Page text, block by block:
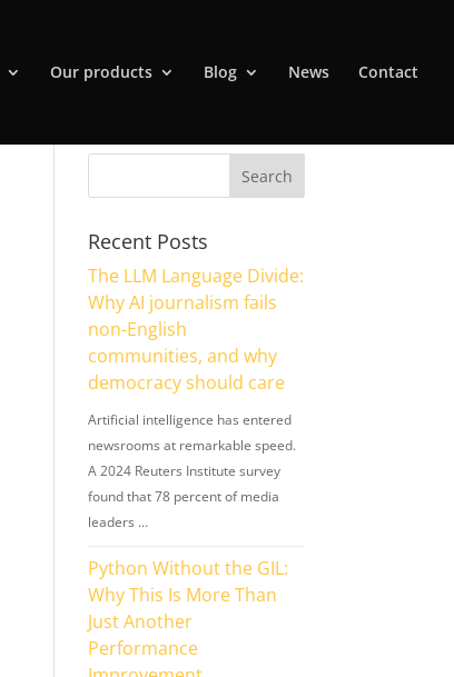
Our products Blog News Contact
Recent Posts
The LLM Language Divide:
Why AI journalism fails
non-English
communities, and why
democracy should care
Artificial intelligence has entered
newsrooms at remarkable speed.
A 2024 Reuters Institute survey
found that 78 percent of media
leaders …
Python Without the GIL:
Why This Is More Than
Just Another
Performance